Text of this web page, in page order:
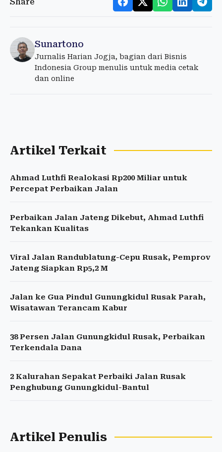
Sunartono
Jurnalis Harian Jogja, bagian dari Bisnis
Indonesia Group menulis untuk media cetak
dan online
Artikel Terkait
Ahmad Luthfi Realokasi Rp200 Miliar untuk
Percepat Perbaikan Jalan
Perbaikan Jalan Jateng Dikebut, Ahmad Luthfi
Tekankan Kualitas
Viral Jalan Randublatung-Cepu Rusak, Pemprov
Jateng Siapkan Rp5,2 M
Jalan ke Gua Pindul Gunungkidul Rusak Parah,
Wisatawan Terancam Kabur
38 Persen Jalan Gunungkidul Rusak, Perbaikan
Terkendala Dana
2 Kalurahan Sepakat Perbaiki Jalan Rusak
Penghubung Gunungkidul-Bantul
Artikel Penulis